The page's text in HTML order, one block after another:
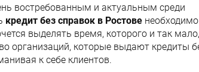
востребованным и актуальным среди
кредит без справок в Ростове необходимо
выделять время, которого и так мало,
организаций, которые выдают кредиты
к себе клиентов.